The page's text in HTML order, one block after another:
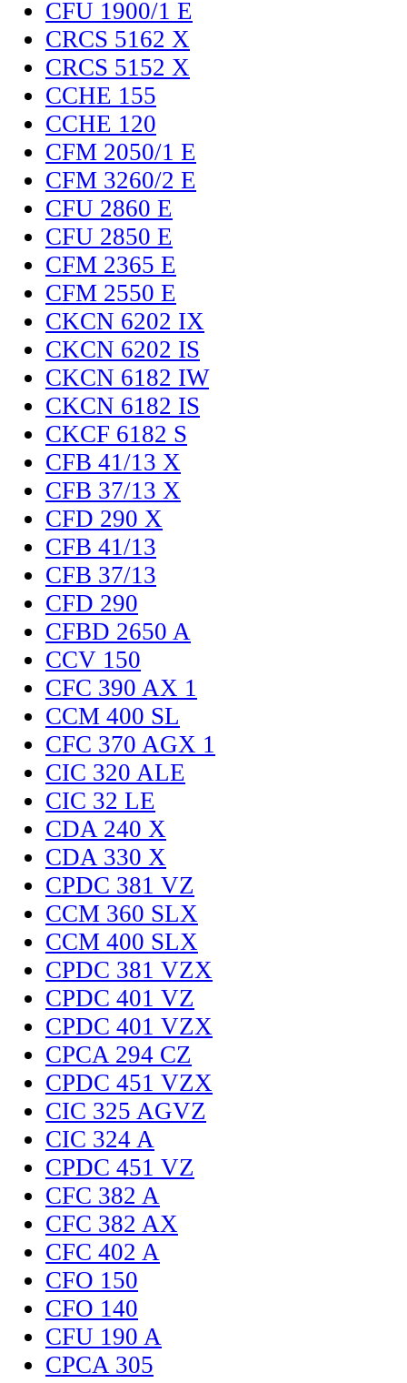
CFU 1900/1 E
CRCS 5162 X
CRCS 5152 X
CCHE 155
CCHE 120
CFM 2050/1 E
CFM 3260/2 E
CFU 2860 E
CFU 2850 E
CFM 2365 E
CFM 2550 E
CKCN 6202 IX
CKCN 6202 IS
CKCN 6182 IW
CKCN 6182 IS
CKCF 6182 S
CFB 41/13 X
CFB 37/13 X
CFD 290 X
CFB 41/13
CFB 37/13
CFD 290
CFBD 2650 A
CCV 150
CFC 390 AX 1
CCM 400 SL
CFC 370 AGX 1
CIC 320 ALE
CIC 32 LE
CDA 240 X
CDA 330 X
CPDC 381 VZ
CCM 360 SLX
CCM 400 SLX
CPDC 381 VZX
CPDC 401 VZ
CPDC 401 VZX
CPCA 294 CZ
CPDC 451 VZX
CIC 325 AGVZ
CIC 324 A
CPDC 451 VZ
CFC 382 A
CFC 382 AX
CFC 402 A
CFO 150
CFO 140
CFU 190 A
CPCA 305